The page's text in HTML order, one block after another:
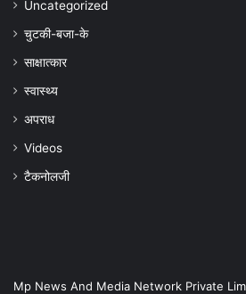
Uncategorized
चुटकी-बजा-के
साक्षात्कार
स्वास्थ्य
अपराध
Videos
टैकनोलजी
Mp News And Media Network Private